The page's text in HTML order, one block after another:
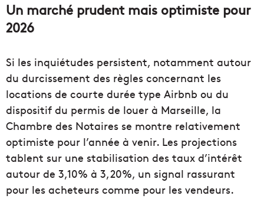
Un marché prudent mais optimiste pour
2026
Si les inquiétudes persistent, notamment autour
du durcissement des règles concernant les
locations de courte durée type Airbnb ou du
dispositif du permis de louer à Marseille, la
Chambre des Notaires se montre relativement
optimiste pour l’année à venir. Les projections
tablent sur une stabilisation des taux d’intérêt
autour de 3,10% à 3,20%, un signal rassurant
pour les acheteurs comme pour les vendeurs.